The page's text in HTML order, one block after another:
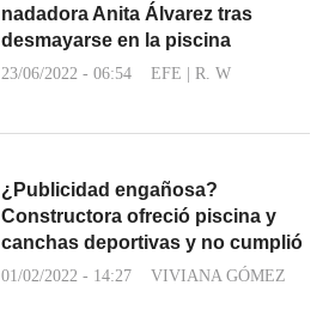
nadadora Anita Álvarez tras
desmayarse en la piscina
23/06/2022 - 06:54 EFE R. W
¿Publicidad engañosa?
Constructora ofreció piscina y
canchas deportivas y no cumplió
01/02/2022 - 14:27 VIVIANA GÓMEZ